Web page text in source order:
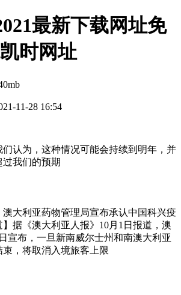
最新下载网址免
时网址
11-28 16:54
认为，这种情况可能会持续到明年，并
我们的预期
：澳大利亚药物管理局宣布承认中国科兴疫
《澳大利亚人报》10月1日报道，澳
布，一旦新南威尔士州和南澳大利亚
，将取消入境旅客上限